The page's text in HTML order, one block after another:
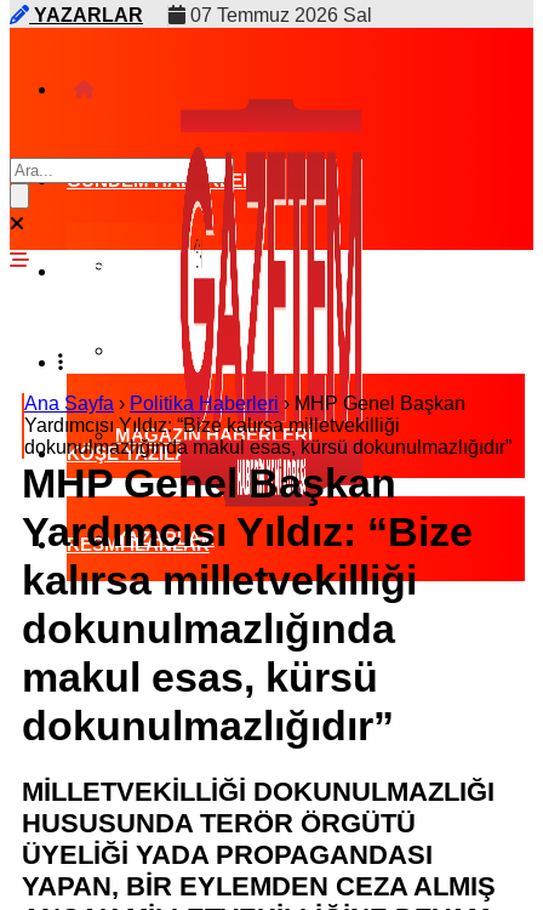
YAZARLAR
07 Temmuz 2026 Sal
GÜNDEM HABERLERI
EKONOMI HABERLERI
POLITIKA HABERLERI
MAGAZIN HABERLERI
SPOR HABERLERI
RÖPORTAJLAR
KÖŞE YAZILARI
YAZARLAR
RESMI İLANLAR
KÜNYE
Ana Sayfa › Politika Haberleri › MHP Genel Başkan
Yardımcısı Yıldız: “Bize kalırsa milletvekilliği
dokunulmazlığında makul esas, kürsü dokunulmazlığıdır”
MHP Genel Başkan
Yardımcısı Yıldız: “Bize
kalırsa milletvekilliği
dokunulmazlığında
makul esas, kürsü
dokunulmazlığıdır”
MİLLETVEKİLLİĞİ DOKUNULMAZLIĞI
HUSUSUNDA TERÖR ÖRGÜTÜ
ÜYELİĞİ YADA PROPAGANDASI
YAPAN, BİR EYLEMDEN CEZA ALMIŞ